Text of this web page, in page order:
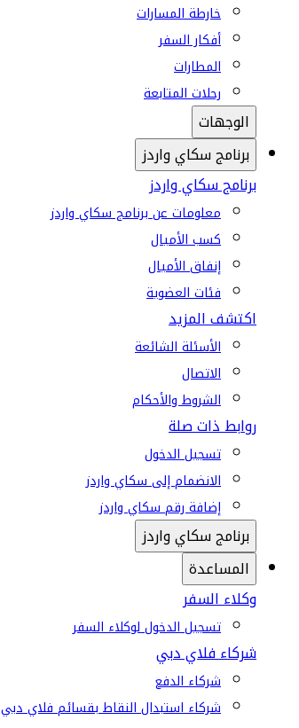
خارطة المسارات
أفكار السفر
المطارات
رحلات المتابعة
الوجهات
برنامج سكاي واردز
برنامج سكاي واردز
معلومات عن برنامج سكاي واردز
كسب الأميال
إنفاق الأميال
فئات العضوية
اكتشف المزيد
الأسئلة الشائعة
الاتصال
الشروط والأحكام
روابط ذات صلة
تسجيل الدخول
الانضمام إلى سكاي واردز
إضافة رقم سكاي واردز
برنامج سكاي واردز
المساعدة
وكلاء السفر
تسجيل الدخول لوكلاء السفر
شركاء فلاي دبي
شركاء الدفع
شركاء استبدال النقاط بقسائم فلاي دبي